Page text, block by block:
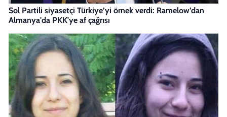
Sol Partili siyasetçi Türkiye’yi örnek verdi: Ramelow’dan
Almanya'da PKK'ye af çağrısı